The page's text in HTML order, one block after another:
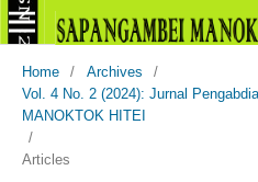
Home / Archives
/
Vol. 4 No. 2 (2024): Jurnal
MANOKTOK HITEI
/
Articles